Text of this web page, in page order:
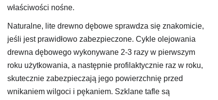
właściwości nośne.
Naturalne, lite drewno dębowe sprawdza się znakomicie,
jeśli jest prawidłowo zabezpieczone. Cykle olejowania
drewna dębowego wykonywane 2-3 razy w pierwszym
roku użytkowania, a następnie profilaktycznie raz w roku,
skutecznie zabezpieczają jego powierzchnię przed
wnikaniem wilgoci i pękaniem. Szklane tafle są